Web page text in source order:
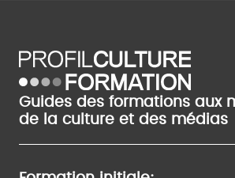
Guides des formations aux
de la culture et des médias